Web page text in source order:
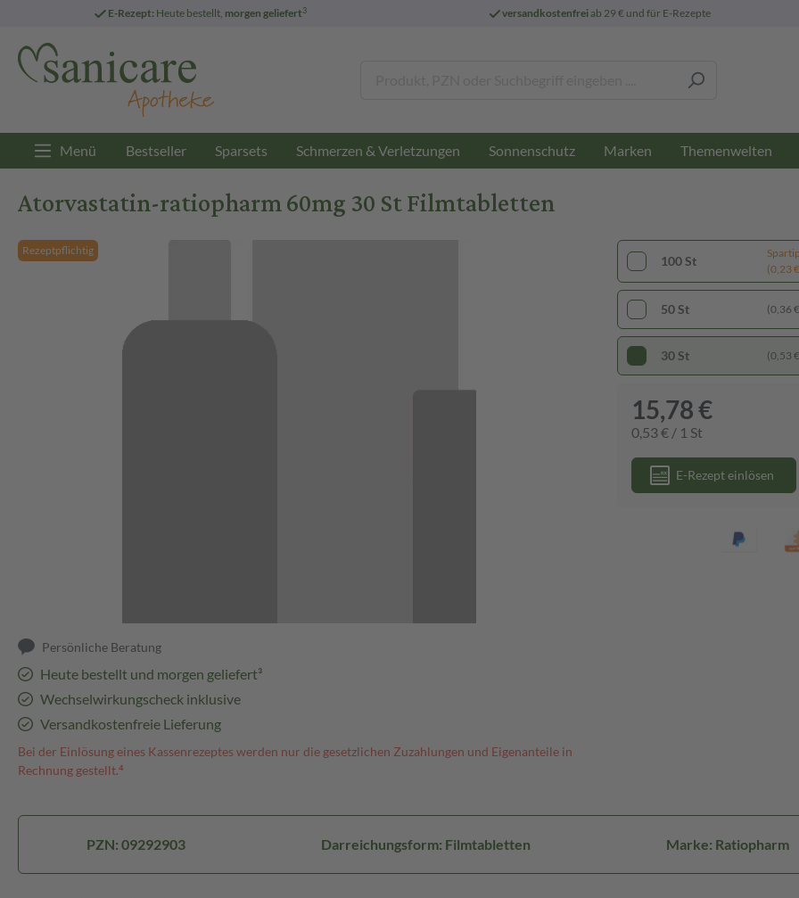
E-Rezept: Heute bestellt, morgen geliefert3 versandkostenfreiab 29 € und für E-Rezepte
Menü Bestseller Sparsets Schmerzen & Verletzungen Sonnenschutz Marken Themenwelten
Atorvastatin-ratiopharm 60mg 30 St Filmtabletten
Rezeptpflichtig
Persönliche Beratung
Heute bestellt und morgen geliefert³
Wechselwirkungscheck inklusive
Versandkostenfreie Lieferung
Bei der Einlösung eines Kassenrezeptes werden nur die gesetzlichen Zuzahlungen und Eigenanteile in
Rechnung gestellt.⁴
100 St
(0,23
50 St (0,36
30 St (0,53
15,78 €
0,53 € / 1 St
E-Rezept einlösen
PZN: 09292903 Darreichungsform: Filmtabletten Marke: Ratiopharm